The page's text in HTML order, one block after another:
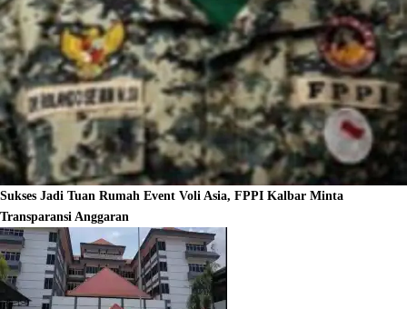
Sukses Jadi Tuan Rumah Event Voli Asia, FPPI Kalbar Minta
Transparansi Anggaran